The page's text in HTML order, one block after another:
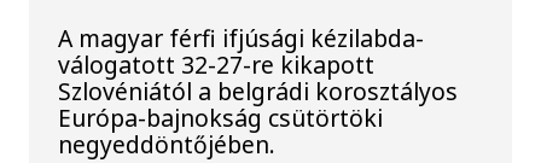
A magyar férfi ifjúsági kézilabda-
válogatott 32-27-re kikapott
Szlovéniától a belgrádi korosztályos
Európa-bajnokság csütörtöki
negyeddöntőjében.